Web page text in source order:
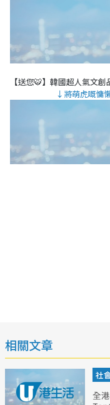
【送您🐯】韓國超人氣文
↓將萌虎嘅慵
相關文章
社
全